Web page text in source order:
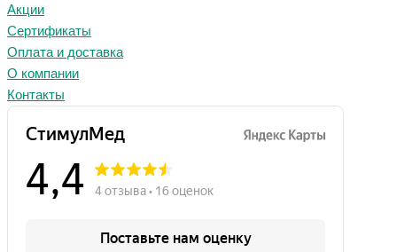
Акции
Сертификаты
Оплата и доставка
О компании
Контакты